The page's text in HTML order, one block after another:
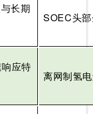
长期
SOEC头
应特
离网制氢